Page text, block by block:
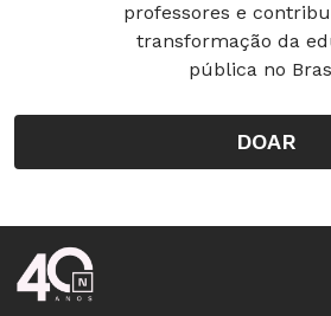
professores e
transformação da
pública no
DOAR
Rodapé da Nova Escola